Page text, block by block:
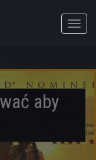
Toggle
aby